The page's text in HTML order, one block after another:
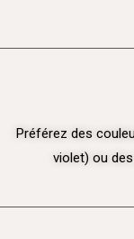
Préférez des
violet) ou